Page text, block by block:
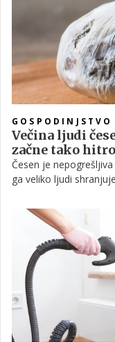
GOSPODINJSTVO
Večina ljudi
začne tako
Česen je
ga veliko ljudi
intenziven okus.
shranjevanje močno